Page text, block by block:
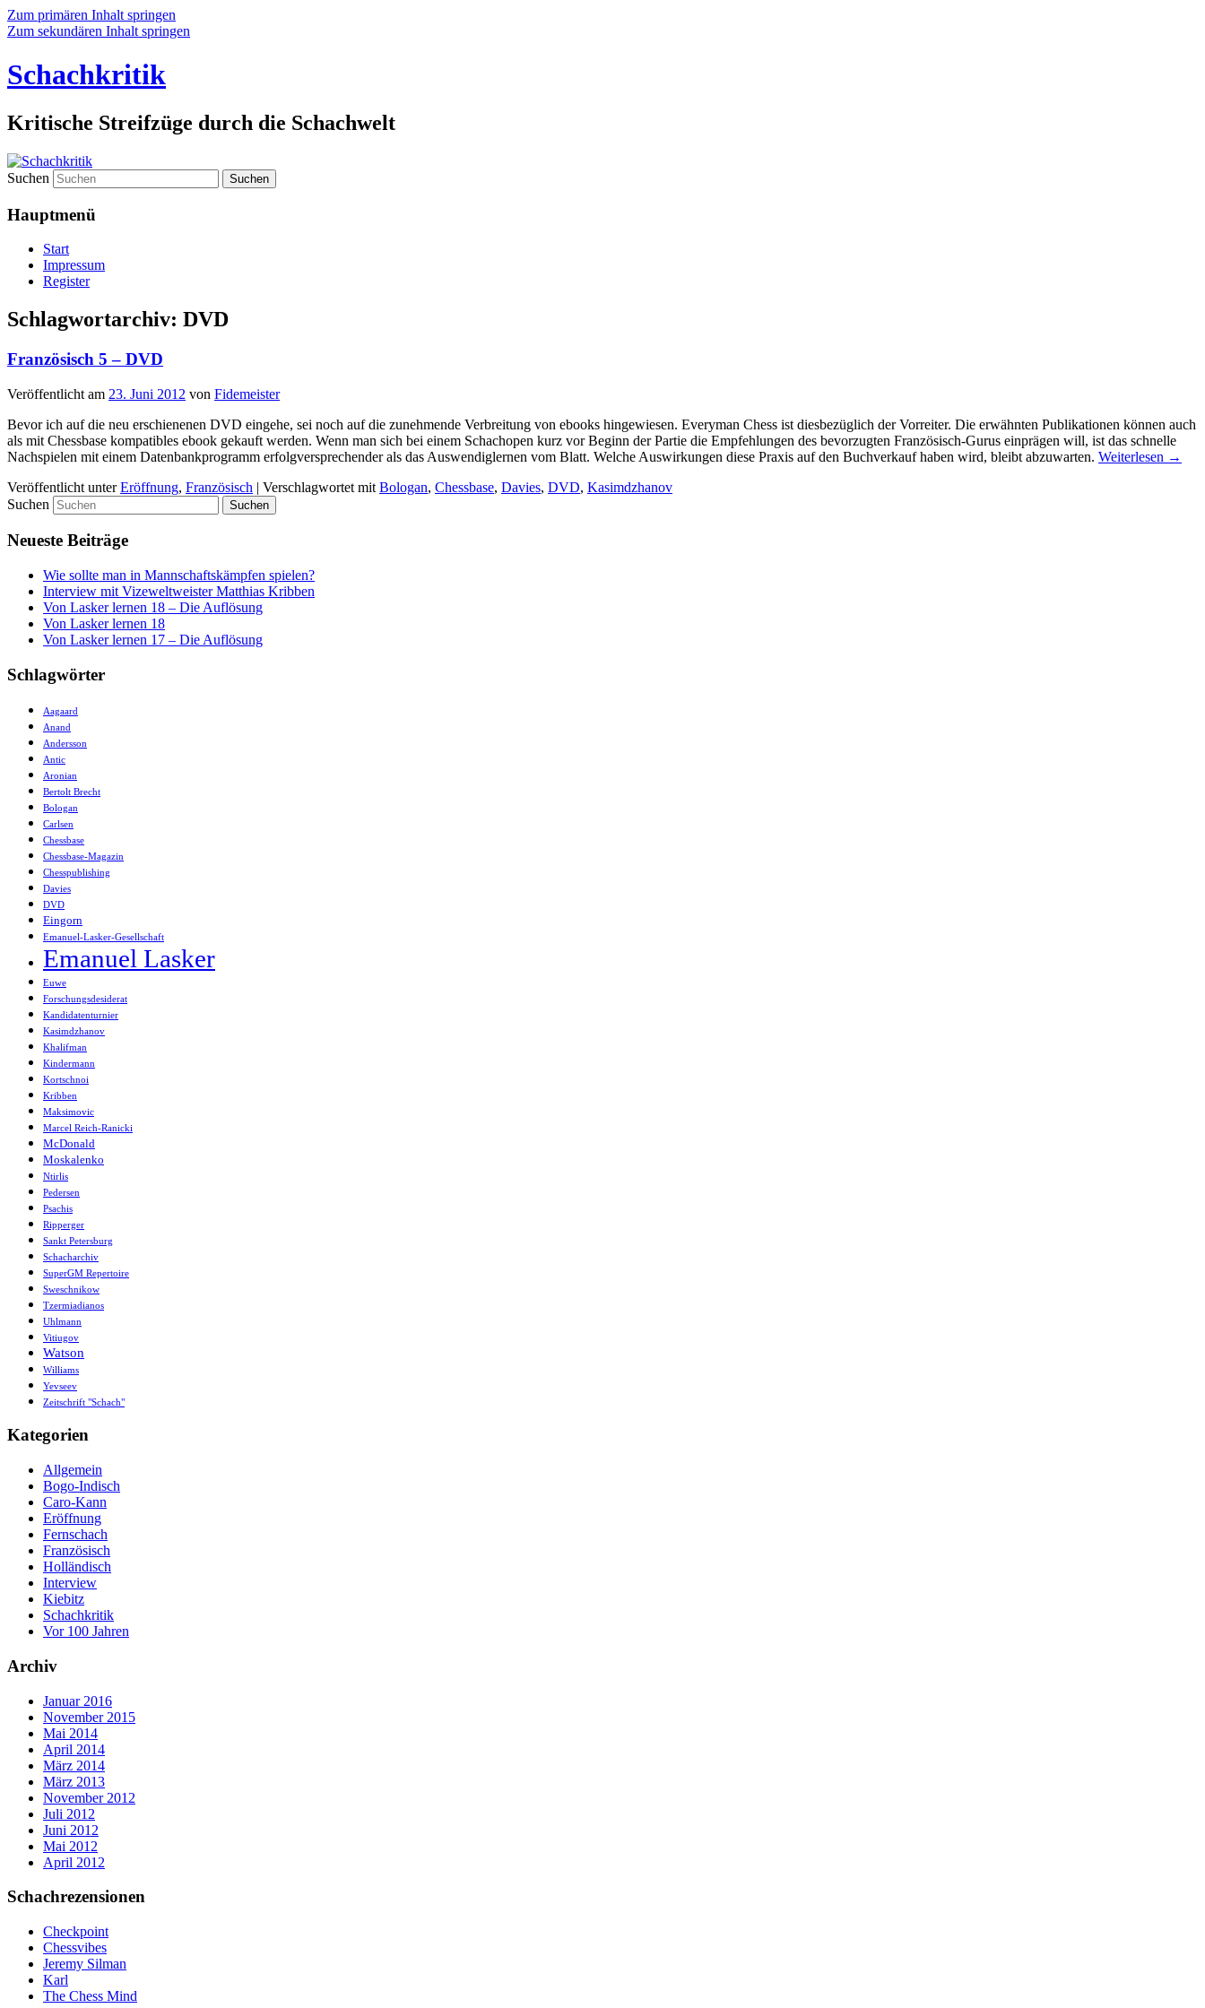
Zum primären Inhalt springen
Zum sekundären Inhalt springen
Schachkritik
Kritische Streifzüge durch die Schachwelt
Suchen
Hauptmenü
Start
Impressum
Register
Schlagwortarchiv: DVD
Französisch 5 – DVD
Veröffentlicht am 23. Juni 2012 von Fidemeister
Bevor ich auf die neu erschienenen DVD eingehe, sei noch auf die zunehmende Verbreitung von ebooks hingewiesen. Everyman Chess ist diesbezüglich der Vorreiter. Die erwähnten Publikationen können auch
als mit Chessbase kompatibles ebook gekauft werden. Wenn man sich bei einem Schachopen kurz vor Beginn der Partie die Empfehlungen des bevorzugten Französisch-Gurus einprägen will, ist das schnelle
Nachspielen mit einem Datenbankprogramm erfolgversprechender als das Auswendiglernen vom Blatt. Welche Auswirkungen diese Praxis auf den Buchverkauf haben wird, bleibt abzuwarten. Weiterlesen →
Veröffentlicht unter Eröffnung, Französisch | Verschlagwortet mit Bologan, Chessbase, Davies, DVD, Kasimdzhanov
Suchen
Neueste Beiträge
Wie sollte man in Mannschaftskämpfen spielen?
Interview mit Vizeweltweister Matthias Kribben
Von Lasker lernen 18 – Die Auflösung
Von Lasker lernen 18
Von Lasker lernen 17 – Die Auflösung
Schlagwörter
Aagaard
Anand
Andersson
Antic
Aronian
Bertolt Brecht
Bologan
Carlsen
Chessbase
Chessbase-Magazin
Chesspublishing
Davies
DVD
Eingorn
Emanuel-Lasker-Gesellschaft
Emanuel Lasker
Euwe
Forschungsdesiderat
Kandidatenturnier
Kasimdzhanov
Khalifman
Kindermann
Kortschnoi
Kribben
Maksimovic
Marcel Reich-Ranicki
McDonald
Moskalenko
Ntirlis
Pedersen
Psachis
Ripperger
Sankt Petersburg
Schacharchiv
SuperGM Repertoire
Sweschnikow
Tzermiadianos
Uhlmann
Vitiugov
Watson
Williams
Yevseev
Zeitschrift "Schach"
Kategorien
Allgemein
Bogo-Indisch
Caro-Kann
Eröffnung
Fernschach
Französisch
Holländisch
Interview
Kiebitz
Schachkritik
Vor 100 Jahren
Archiv
Januar 2016
November 2015
Mai 2014
April 2014
März 2014
März 2013
November 2012
Juli 2012
Juni 2012
Mai 2012
April 2012
Schachrezensionen
Checkpoint
Chessvibes
Jeremy Silman
Karl
The Chess Mind